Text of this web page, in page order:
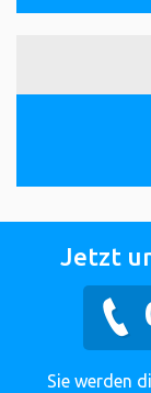
Jetzt
Sie werden